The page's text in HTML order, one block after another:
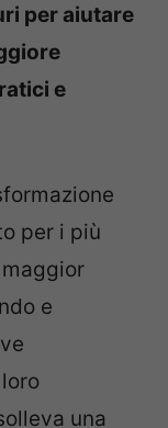
per aiutare
e
per i più
e
una